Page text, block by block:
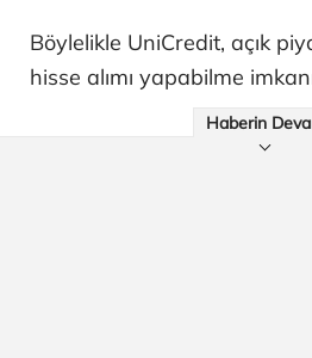
Böylelikle UniCredit, açık
hisse alımı yapabilme
Haberin